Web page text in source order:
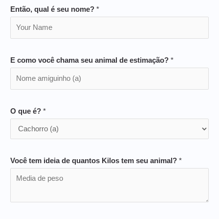
Então, qual é seu nome? *
E como você chama seu animal de estimação? *
O que é? *
Você tem ideia de quantos Kilos tem seu animal? *